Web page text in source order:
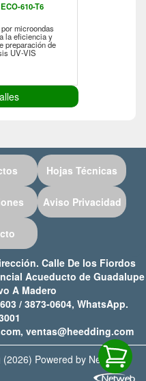
ECO-610-T6
microondas
la eficiencia y
preparación de
UV-VIS
Hojas Técnicas
Aviso Privacidad
Calle De los Fiordos
Acueducto de Guadalupe
A Madero
/ 3873-0604, WhatsApp.
ventas@heedding.com
Powered by Netweb